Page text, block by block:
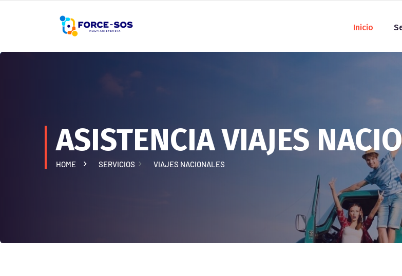
Inicio
ASISTENCIA VIAJES
HOME SERVICIOS VIAJES NACIONALES